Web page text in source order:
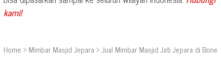
kami!
Home > Mimbar Masjid Jepara >Jual Mimbar Masjid Jati Jepara di Bone